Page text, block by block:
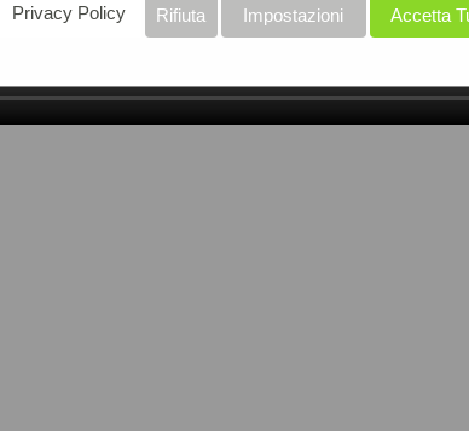
Accetta
Impostazioni
Rifiuta
Privacy Policy